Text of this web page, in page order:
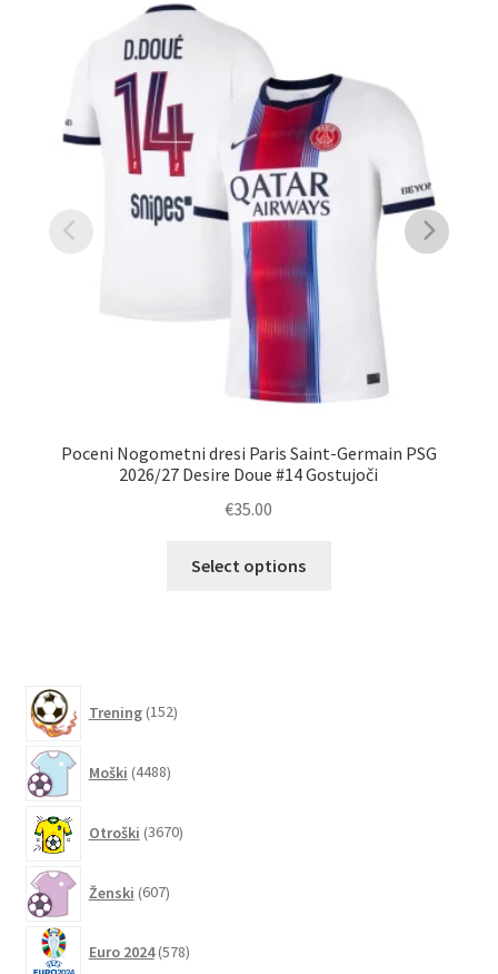
Poceni Nogometni dresi Paris Saint-Germain PSG
2026/27 Desire Doue #14 Gostujoči
€35.00
Select options
Trening 152izdelkov
Moški 4488izdelkov
Otroški 3670izdelkov
Ženski 607izdelkov
Euro 2024 578izdelkov